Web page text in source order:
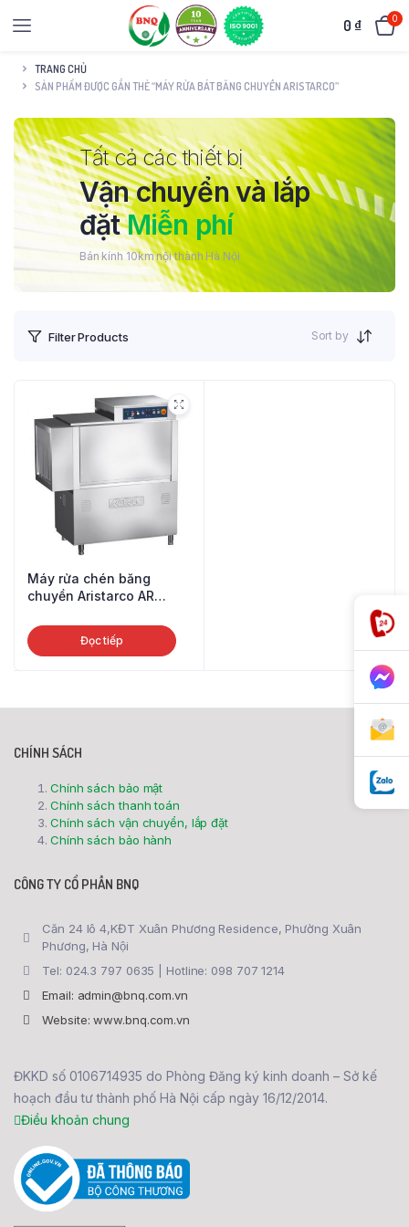
0 ₫ 0
TRANG CHỦ
SẢN PHẨM ĐƯỢC GẮN THẺ “MÁY RỬA BÁT BĂNG CHUYỀN ARISTARCO”
Tất cả các thiết bị
Vận chuyển và lắp
đặtMiễn phí
Bán kính 10km nội thành Hà Nội
Filter Products Sort by
Máy rửa chén băng
chuyền Aristarco AR
Đọc tiếp
CHÍNH SÁCH
Chính sách bảo mật
Chính sách thanh toán
Chính sách vận chuyển, lắp đặt
Chính sách bảo hành
CÔNG TY CỔ PHẦN BNQ
Căn 24 lô 4,KĐT Xuân Phương Residence, Phường Xuân
Phương, Hà Nội
Tel: 024.3 797 0635 | Hotline: 098 707 1214
Email: admin@bnq.com.vn
Website: www.bnq.com.vn
ĐKKD số 0106714935 do Phòng Đăng ký kinh doanh – Sở kế
hoạch đầu tư thành phố Hà Nội cấp ngày 16/12/2014.
Điều khoản chung